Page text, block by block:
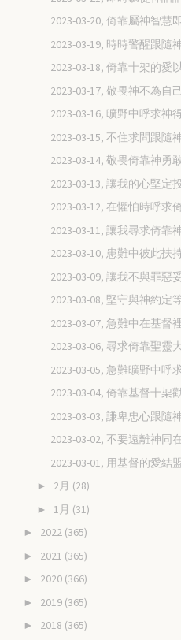
2023-03-20, 倚靠屬神智慧
2023-03-19, 時時警醒跟隨
2023-03-18, 倚靠十架的愛
2023-03-17, 敬畏神不為自
2023-03-16, 曠野中呼求神
2023-03-15, 不住求問跟隨
2023-03-14, 敬畏倚靠神勇
2023-03-13, 讓我的心堅定
2023-03-12, 在懼怕時呼求
2023-03-11, 讓我尋求倚靠
2023-03-10, 患難中彼此扶
2023-03-09, 讓我不與罪惡
2023-03-08, 堅守與神約定
2023-03-07, 急難中在基督
2023-03-06, 尋求倚靠聖靈
2023-03-05, 急難曠野中呼
2023-03-04, 倚靠基督十架
2023-03-03, 謙卑忠心跟隨
2023-03-02, 不要遠離神同
2023-03-01, 用基督的愛結
► 2月 (28)
► 1月 (31)
► 2022 (365)
► 2021 (365)
► 2020 (366)
► 2019 (365)
► 2018 (365)